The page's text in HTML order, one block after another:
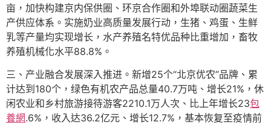
亩，加快构建京内保供圈、环京合作圈和外埠联动圈蔬菜生
产供应体系。实施奶业高质量发展行动，生猪、鸡蛋、生鲜
乳等产量均实现增长，水产养殖名特优品种比重增加，畜牧
养殖机械化水平88.8%。
三、产业融合发展深入推进。新增25个“北京优农”品牌、累
计达到180个，绿色有机农产品总量40.7万吨、增长21%，休
闲农业和乡村旅游接待游客2210.1万人次、比上年增长23包
養網.6%，收入达36.2亿元、增长12.7%，基本恢复至疫情前